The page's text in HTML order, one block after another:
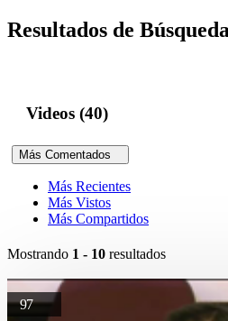
Resultados de Búsqueda
Videos (40)
Más Comentados
Más Recientes
Más Vistos
Más Compartidos
Mostrando 1 - 10 resultados
97